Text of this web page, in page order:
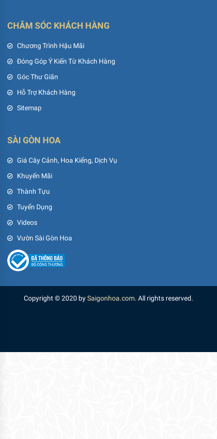
CHĂM SÓC KHÁCH HÀNG
Chương Trình Hậu Mãi
Đóng Góp Ý Kiến Từ Khách Hàng
Góc Thư Giãn
Hỗ Trợ Khách Hàng
Sitemap
SÀI GÒN HOA
Giá Cây Cảnh, Hoa Kiểng, Dịch Vụ
Khuyến Mãi
Thành Tựu
Tuyển Dụng
Videos
Vườn Sài Gòn Hoa
Copyright © 2020 bySaigonhoa.com. All rights reserved.